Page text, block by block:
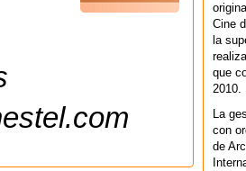
Cine
la
que
2010.
La
con
de